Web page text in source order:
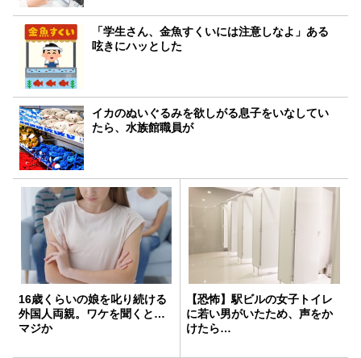
「学生さん、金魚すくいには注意しなよ」ある
呟きにハッとした
イカのぬいぐるみを欲しがる息子をいなしてい
たら、水族館職員が
16歳くらいの娘を叱り続ける
外国人両親。ワケを聞くと…
マジか
【恐怖】駅ビルの女子トイレ
に若い男がいたため、声をか
けたら…